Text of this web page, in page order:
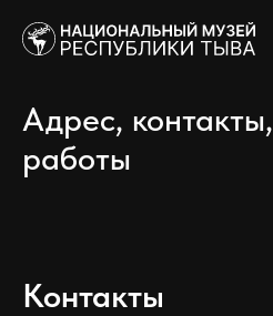
Адрес,
работы
Контакты